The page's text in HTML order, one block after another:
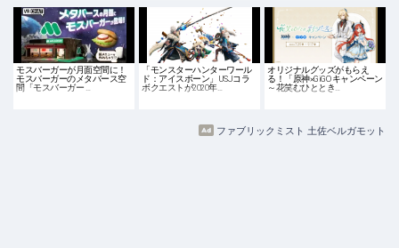
モスバーガーが月面空間に！
モスバーガーのメタバース空
間「モスバーガー …
「モンスターハンターワール
ド：アイスボーン」USJコラ
ボクエストが2020年…
オリジナルグッズがもらえ
る！「原神×GiGO キャンペーン
～花笑むひととき…
ファブリックミスト 土佐ベルガモット